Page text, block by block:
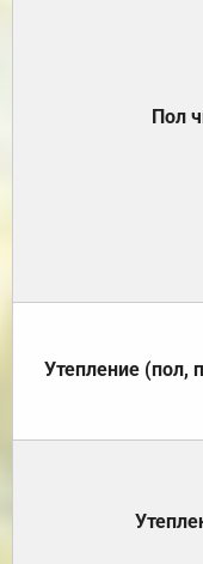
Пол
Утепление (пол,